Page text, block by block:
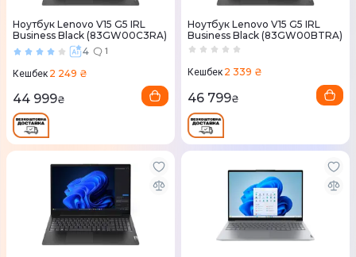
Ноутбук Lenovo V15 G5 IRL
Business Black (83GW00C3RA)
4
1
Кешбек 2 249 ₴
44 999₴
Ноутбук Lenovo V15 G5 IRL
Business Black (83GW00BTRA)
Кешбек 2 339 ₴
46 799₴